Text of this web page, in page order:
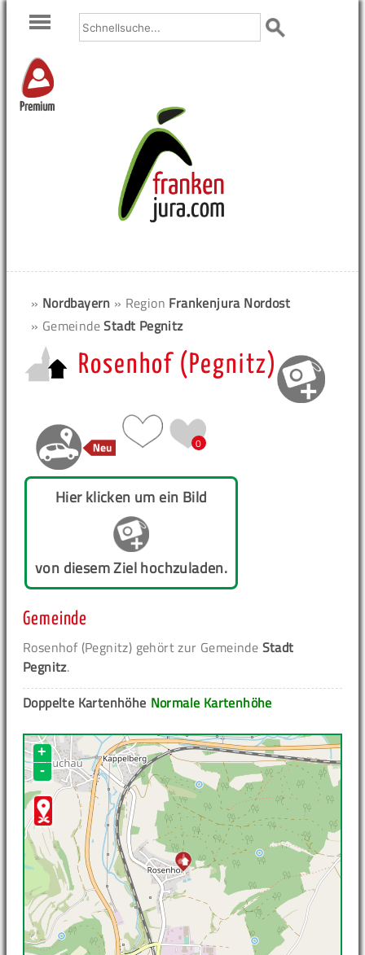
Premium
» Nordbayern » Region Frankenjura Nordost
» GemeindeStadt Pegnitz
Rosenhof (Pegnitz)
0
Hier klicken um ein Bild
von diesem Ziel hochzuladen.
Gemeinde
Rosenhof (Pegnitz) gehört zur Gemeinde Stadt
Pegnitz.
Normale Kartenhöhe
Doppelte Kartenhöhe
+
-